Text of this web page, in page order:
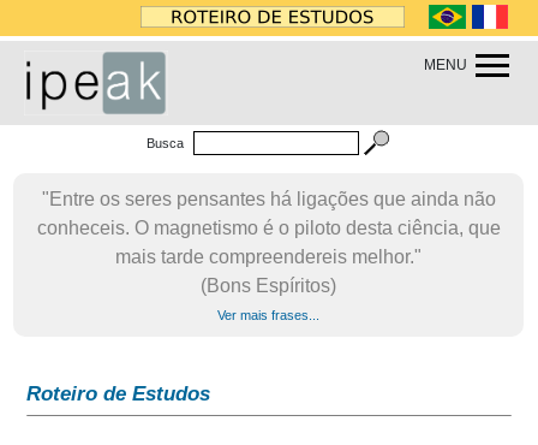
MENU
Busca
"Entre os seres pensantes há ligações que ainda não
conheceis. O magnetismo é o piloto desta ciência, que
mais tarde compreendereis melhor."
(Bons Espíritos)
Ver mais frases...
Roteiro de Estudos